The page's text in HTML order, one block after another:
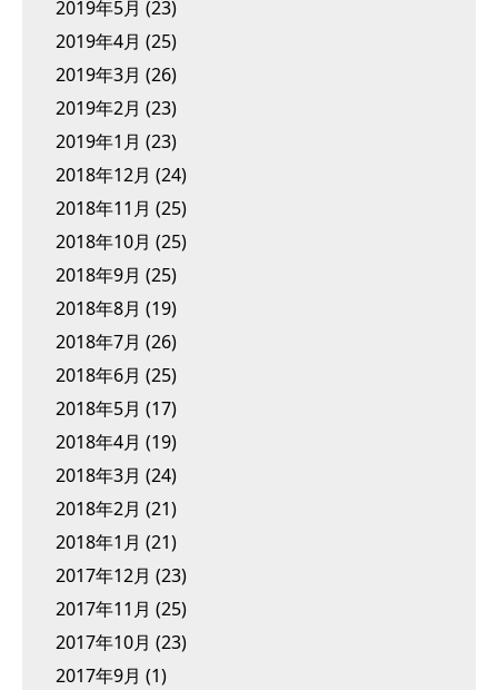
2019年5月 (23)
2019年4月 (25)
2019年3月 (26)
2019年2月 (23)
2019年1月 (23)
2018年12月 (24)
2018年11月 (25)
2018年10月 (25)
2018年9月 (25)
2018年8月 (19)
2018年7月 (26)
2018年6月 (25)
2018年5月 (17)
2018年4月 (19)
2018年3月 (24)
2018年2月 (21)
2018年1月 (21)
2017年12月 (23)
2017年11月 (25)
2017年10月 (23)
2017年9月 (1)